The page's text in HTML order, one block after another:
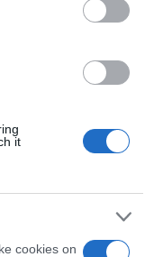
it
cookies on
περισσότερες
ΗΠΑ, ενώ άλλοι το